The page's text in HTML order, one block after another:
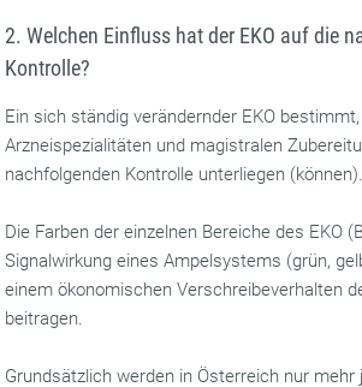
2. Welchen Einfluss hat der EKO auf die
Kontrolle?
Ein sich ständig verändernder EKO
Arzneispezialitäten und magistralen
nachfolgenden Kontrolle unterliegen (können).
Die Farben der einzelnen Bereiche des EKO
Signalwirkung eines Ampelsystems (grün,
einem ökonomischen Verschreibeverhalten
beitragen.
Grundsätzlich werden in Österreich nur